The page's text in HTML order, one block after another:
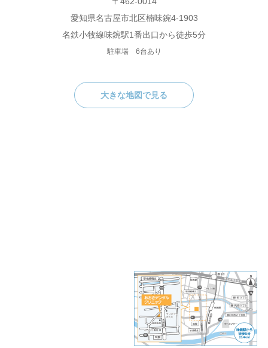
愛知県名古屋市北区楠味鋺4-1903
名鉄小牧線味鋺駅1番出口から徒歩5分
駐車場 6台あり
大きな地図で見る